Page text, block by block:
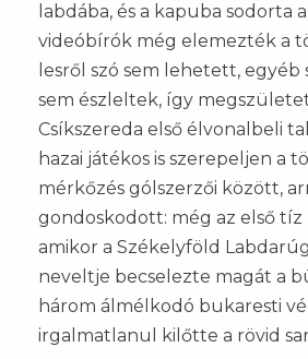
labdába, és a kapuba sodorta
videóbírók még elemezték a
lesről szó sem lehetett, egyéb
sem észleltek, így
Csíkszereda első élvonalbeli
hazai játékos is szerepeljen a
mérkőzés gólszerzői között,
gondoskodott: még az első
amikor a Székelyföld
neveltje becselezte magát a
három álmélkodó bukaresti
irgalmatlanul kilőtte a rövid